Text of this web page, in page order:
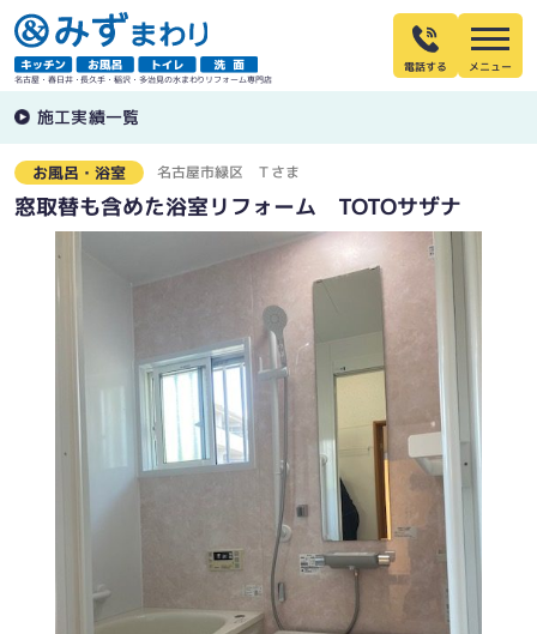
名古屋・春日井・長久手・稲沢・多治見の水まわりリフォーム専門店
電話する
施工実績一覧
お風呂・浴室 名古屋市緑区 Ｔさま
窓取替も含めた浴室リフォーム TOTOサザナ